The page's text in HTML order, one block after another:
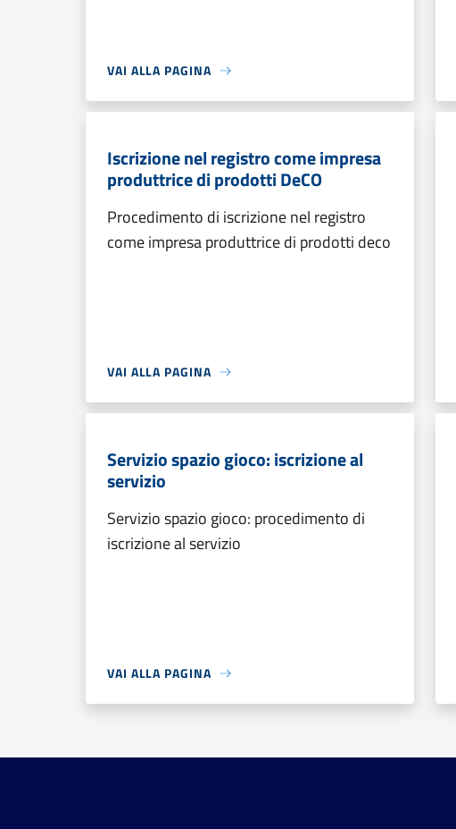
VAI ALLA PAGINA
Iscrizione nel registro come impresa
produttrice di prodotti DeCO
Procedimento di iscrizione nel registro
come impresa produttrice di prodotti deco
VAI ALLA PAGINA
Servizio spazio gioco: iscrizione al
servizio
Servizio spazio gioco: procedimento di
iscrizione al servizio
VAI ALLA PAGINA